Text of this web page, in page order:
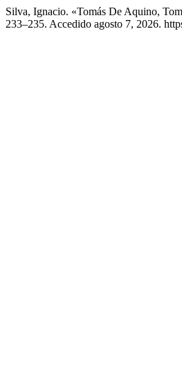
Silva, Ignacio. «Tomás De Aquino,
233–235. Accedido agosto 7, 2026.